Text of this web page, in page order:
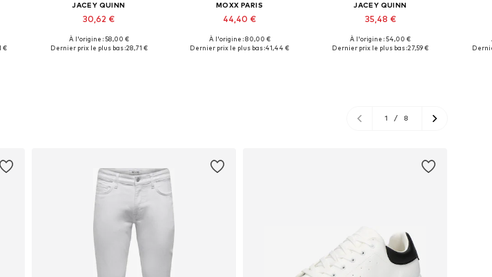
€
JACEY QUINN
30,62 €
À l'origine : 58,00 €
Dernier prix le plus bas :28,71 €
MOXX PARIS
44,40 €
À l'origine : 80,00 €
Dernier prix le plus bas :41,44 €
JACEY QUINN
35,48 €
Tailles disponibles: M, L, XL, XXXL
À l'origine : 54,00 €
Dernier prix le plus bas :27,59 €
Tailles
1 / 8